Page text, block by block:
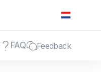
FAQ Feedback